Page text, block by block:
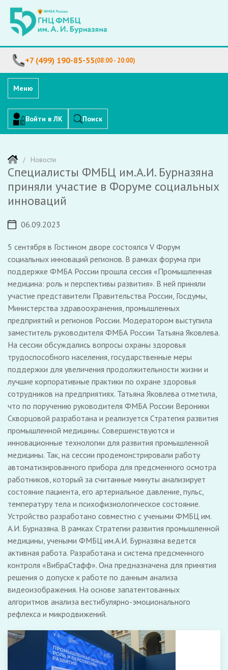
+7 (499) 190-85-55(08:00 - 20:00)
Меню
Войти в ЛК Поиск
Новости
Специалисты ФМБЦ им.А.И. Бурназяна
приняли участие в Форуме социальных
инноваций
06.09.2023
5 сентября в Гостином дворе состоялся V Форум
социальных инноваций регионов. В рамках форума при
поддержке ФМБА России прошла сессия «Промышленная
медицина: роль и перспективы развития». В ней приняли
участие представители Правительства России, Госдумы,
Министерства здравоохранения, промышленных
предприятий и регионов России. Модератором выступила
заместитель руководителя ФМБА России Татьяна Яковлева.
На сессии обсуждались вопросы охраны здоровья
трудоспособного населения, государственные меры
поддержки для увеличения продолжительности жизни и
лучшие корпоративные практики по охране здоровья
сотрудников на предприятиях. Татьяна Яковлева отметила,
что по поручению руководителя ФМБА России Вероники
Скворцовой разработана и реализуется Стратегия развития
промышленной медицины. Совершенствуются и
инновационные технологии для развития промышленной
медицины. Так, на сессии продемонстрировали работу
автоматизированного прибора для предсменного осмотра
работников, который за считанные минуты анализирует
состояние пациента, его артериальное давление, пульс,
температуру тела и психофизиологическое состояние.
Устройство разработано совместно с учеными ФМБЦ им.
А.И. Бурназяна. В рамках Стратегии развития промышленной
медицины, учеными ФМБЦ им.А.И. Бурназяна ведется
активная работа. Разработана и система предсменного
контроля «ВибраСтафф». Она предназначена для принятия
решения о допуске к работе по данным анализа
видеоизображения. На основе запатентованных
алгоритмов анализа вестибулярно-эмоционального
рефлекса и микродвижений.